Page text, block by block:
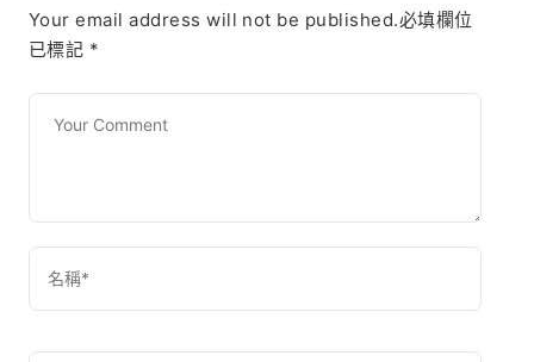
Your email address will not be published.必填欄位
已標記 *